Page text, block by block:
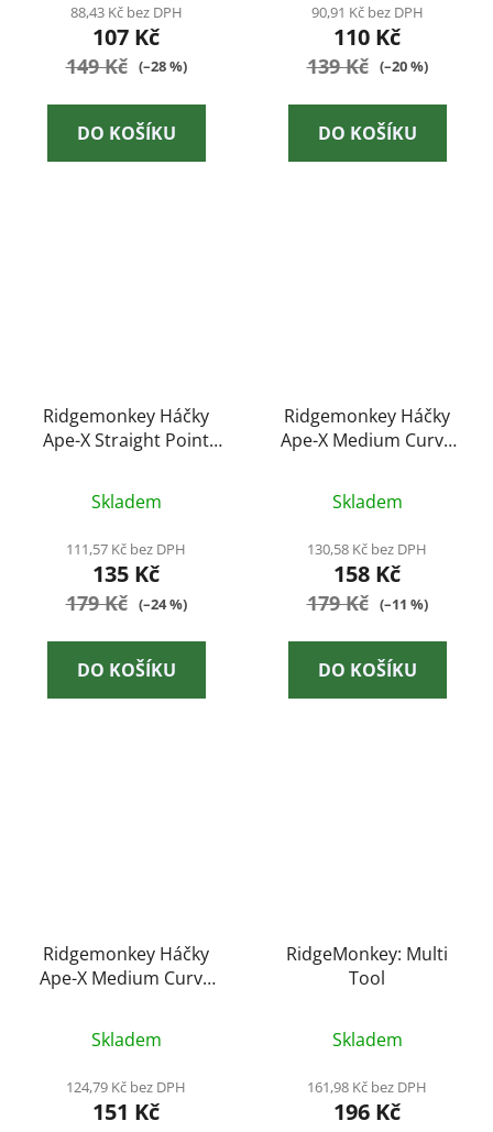
88,43 Kč bez DPH
107 Kč
149 Kč (–28 %)
DO KOŠÍKU
90,91 Kč bez DPH
110 Kč
139 Kč (–20 %)
DO KOŠÍKU
Ridgemonkey Háčky
Ape-X Straight Point
Skladem
111,57 Kč bez DPH
135 Kč
179 Kč (–24 %)
DO KOŠÍKU
Ridgemonkey Háčky
Ape-X Medium Curve
Skladem
130,58 Kč bez DPH
158 Kč
179 Kč (–11 %)
DO KOŠÍKU
Ridgemonkey Háčky
Ape-X Medium Curve
Skladem
124,79 Kč bez DPH
151 Kč
RidgeMonkey: Multi
Tool
Skladem
161,98 Kč bez DPH
196 Kč